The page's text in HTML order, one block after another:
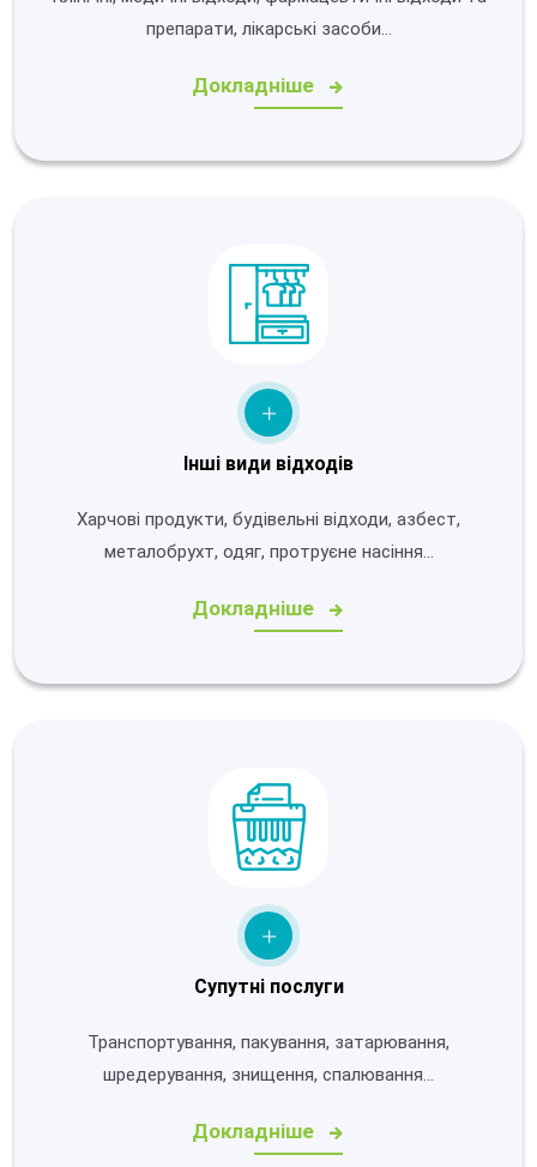
препарати, лікарські засоби…
Докладніше
Інші види відходів
Харчові продукти, будівельні відходи, азбест,
металобрухт, одяг, протруєне насіння…
Докладніше
Супутні послуги
Транспортування, пакування, затарювання,
шредерування, знищення, спалювання…
Докладніше